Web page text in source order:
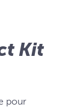
Kit
pour